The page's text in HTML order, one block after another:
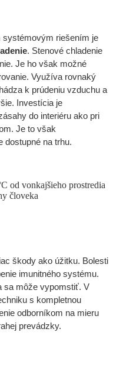
systémovým riešením je
. Stenové chladenie
Je ho však možné
Využíva rovnaký
k prúdeniu vzduchu a
Investícia je
do interiéru ako pri
Je to však
dostupné na trhu.
od vonkajšieho prostredia
človeka
škody ako úžitku. Bolesti
imunitného systému.
sa môže vypomstiť. V
s kompletnou
odborníkom na mieru
prevádzky.